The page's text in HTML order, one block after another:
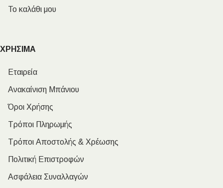
Το καλάθι μου
ΧΡΗΣΙΜΑ
Εταιρεία
Ανακαίνιση Μπάνιου
Όροι Χρήσης
Τρόποι Πληρωμής
Τρόποι Αποστολής & Χρέωσης
Πολιτική Επιστροφών
Ασφάλεια Συναλλαγών